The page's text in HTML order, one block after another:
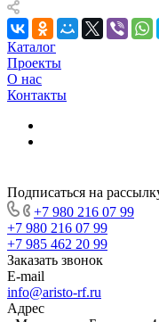
Каталог
Проекты
О нас
Контакты
Подписаться на
+7 980 216 07 99
+7 980 216 07 99
+7 985 462 20 99
Заказать звонок
E-mail
info@aristo-rf.ru
Адрес